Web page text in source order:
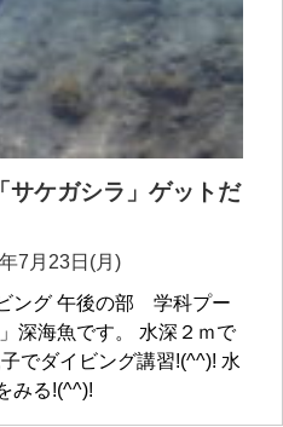
サケガシラ」ゲットだ
7月23日(月)
ング 午後の部 学科プー
深海魚です。 水深２ｍで
でダイビング講習!(^^)! 水
みる!(^^)!